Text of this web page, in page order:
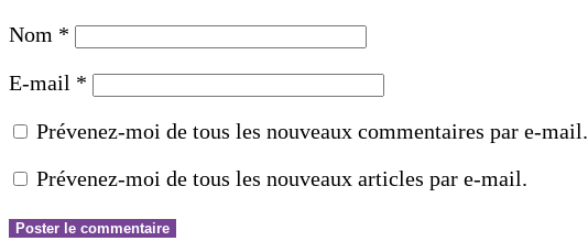
Nom *
E-mail *
Prévenez-moi de tous les nouveaux commentaires par e-mail.
Prévenez-moi de tous les nouveaux articles par e-mail.